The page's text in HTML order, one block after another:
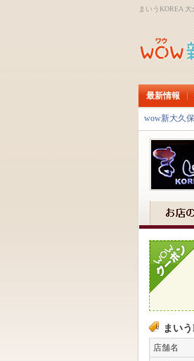
まいうKOREA
最新情報
wow新大久
まい
店舗名